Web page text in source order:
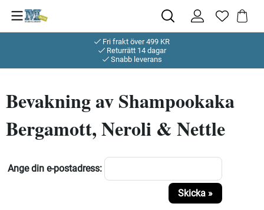
Fri frakt över 499 KR
Returrätt 14 dagar
Snabb leverans
Bevakning av Shampookaka
Bergamott, Neroli & Nettle
Ange din e-postadress:
Skicka »